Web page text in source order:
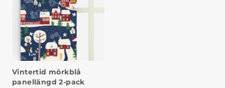
Vintertid mörkblå
panellängd 2-pack